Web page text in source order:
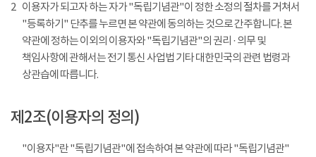
2 이용자가 되고자 하는 자가 "독립기념관"이 정한 소정의 절차를 거쳐서
"등록하기" 단추를 누르면 본 약관에 동의하는 것으로 간주합니다. 본
약관에 정하는 이외의 이용자와 "독립기념관"의 권리 · 의무 및
책임사항에 관해서는 전기 통신 사업법 기타 대한민국의 관련 법령과
상관습에 따릅니다.
제2조(이용자의 정의)
"이용자"란 "독립기념관"에 접속하여 본 약관에 따라 "독립기념관"